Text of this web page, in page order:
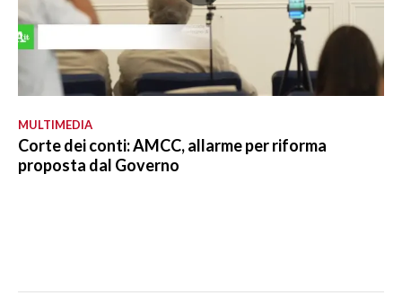
MULTIMEDIA
Corte dei conti: AMCC, allarme per riforma
proposta dal Governo